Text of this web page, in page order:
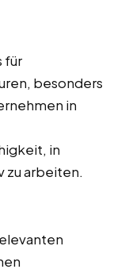
für
besonders
in
in
zu arbeiten.